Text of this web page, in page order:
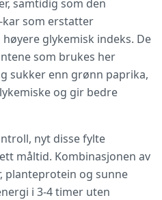
samtidig som den
som erstatter
glykemisk indeks. De
som brukes her
sukker enn grønn paprika,
og gir bedre
nyt disse fylte
måltid. Kombinasjonen av
planteprotein og sunne
i 3-4 timer uten